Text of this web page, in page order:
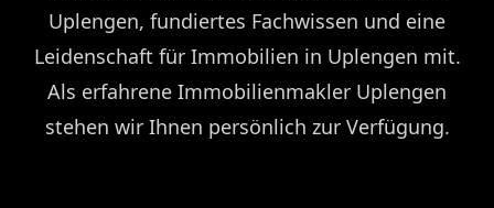
Uplengen, fundiertes Fachwissen und eine
Leidenschaft für Immobilien in Uplengen mit.
Als erfahrene Immobilienmakler Uplengen
stehen wir Ihnen persönlich zur Verfügung.